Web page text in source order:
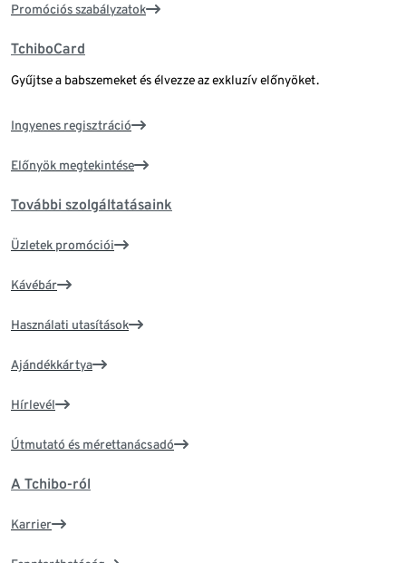
Promóciós szabályzatok
TchiboCard
Gyűjtse a babszemeket és élvezze az exkluzív előnyöket.
Ingyenes regisztráció
Előnyök megtekintése
További szolgáltatásaink
Üzletek promóciói
Kávébár
Használati utasítások
Ajándékkártya
Hírlevél
Útmutató és mérettanácsadó
A Tchibo-ról
Karrier